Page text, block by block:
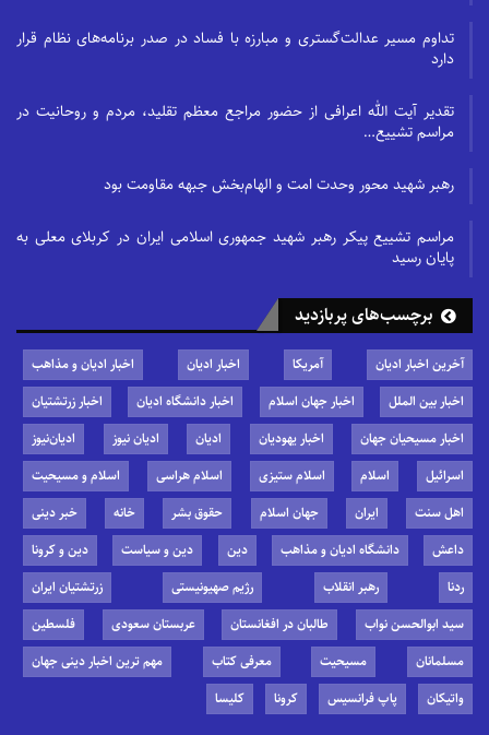
تداوم مسیر عدالت‌گستری و مبارزه با فساد در صدر برنامه‌های نظام قرار
دارد
تقدیر آیت الله اعرافی از حضور مراجع معظم تقلید، مردم و روحانیت در
مراسم تشییع…
رهبر شهید محور وحدت امت و الهام‌بخش جبهه مقاومت بود
مراسم تشییع پیکر رهبر شهید جمهوری اسلامی ایران در کربلای معلی به
پایان رسید
برچسب‌های پربازدید
آخرین اخبار ادیان آمریکا اخبار ادیان
اخبار ادیان و مذاهب
اخبار بین الملل
اخبار جهان اسلام اخبار دانشگاه ادیان
اخبار زرتشتیان
اخبار مسیحیان جهان
اخبار یهودیان ادیان ادیان نیوز
ادیان‌نیوز
اسرائیل
اسلام اسلام ستیزی اسلام هراسی
اسلام و مسیحیت
اهل سنت
ایران جهان اسلام حقوق بشر خانه
خبر دینی
داعش
دانشگاه ادیان و مذاهب دین دین و سیاست
دین و کرونا
ردنا
رهبر انقلاب رژیم صهیونیستی
زرتشتیان ایران
سید ابوالحسن نواب
طالبان در افغانستان عربستان سعودی
فلسطین
مسلمانان
مسیحیت معرفی کتاب
مهم ترین اخبار دینی جهان
واتیکان
پاپ فرانسیس کرونا کلیسا